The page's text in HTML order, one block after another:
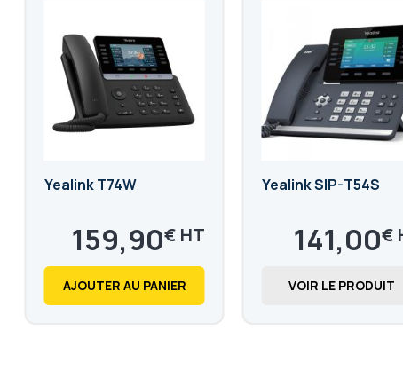
Yealink T74W
159,90€
191,88 €
AJOUTER AU PANIER
Yealink SIP-T54S
141,00€
169,20
VOIR LE PRODUIT